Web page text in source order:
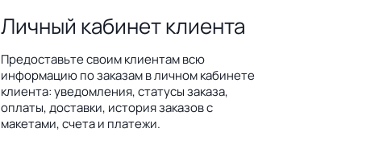
Личный кабинет клиента
Предоставьте своим клиентам всю
информацию по заказам в личном кабинете
клиента: уведомления, статусы заказа,
оплаты, доставки, история заказов с
макетами, счета и платежи.